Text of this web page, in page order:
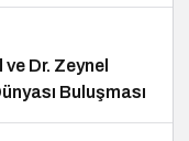
Dr. Zeynel
Buluşması